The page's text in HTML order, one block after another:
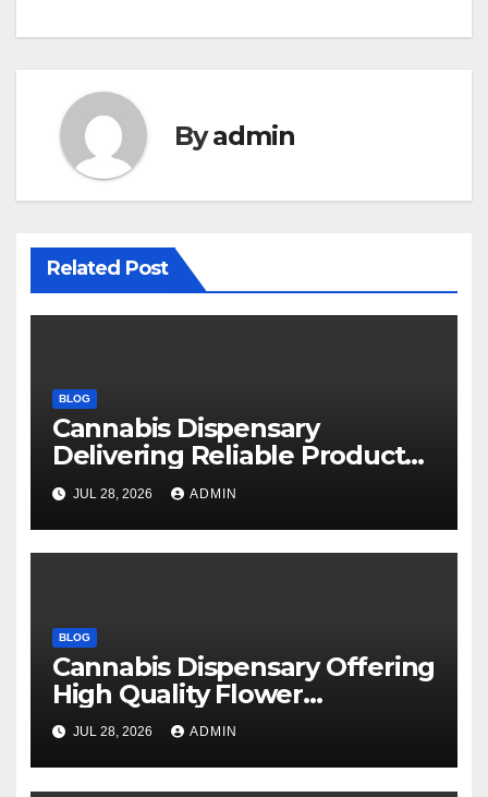
Byadmin
Related Post
BLOG
Cannabis Dispensary
Delivering Reliable Products
Every Time
JUL 28, 2026 ADMIN
BLOG
Cannabis Dispensary Offering
High Quality Flower
Selections
JUL 28, 2026 ADMIN